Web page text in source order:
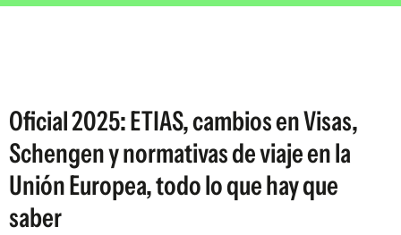
Oficial 2025: ETIAS, cambios en Visas,
Schengen y normativas de viaje en la
Unión Europea, todo lo que hay que
saber